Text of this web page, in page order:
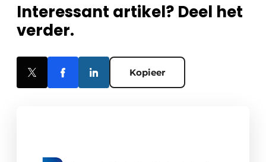
Interessant artikel? Deel het
verder.
Kopieer